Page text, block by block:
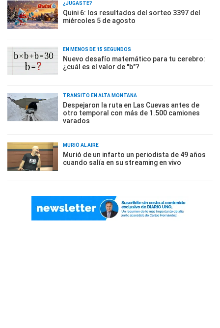
¿JUGASTE?
Quini 6: los resultados del sorteo 3397 del
miércoles 5 de agosto
EN MENOS DE 15 SEGUNDOS
Nuevo desafío matemático para tu cerebro:
¿cuál es el valor de "b"?
TRÁNSITO EN ALTA MONTAÑA
Despejaron la ruta en Las Cuevas antes de
otro temporal con más de 1.500 camiones
varados
MURIÓ AL AIRE
Murió de un infarto un periodista de 49 años
cuando salía en su streaming en vivo